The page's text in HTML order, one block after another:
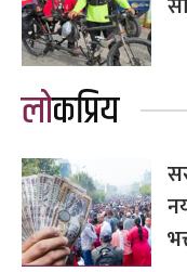
लोकप्रिय